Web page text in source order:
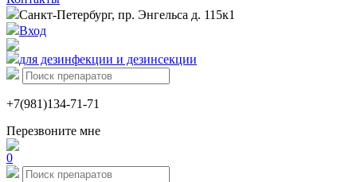
Санкт-Петербург, пр. Энгельса д. 115к1
Вход
для дезинфекции и дезинсекции
+7(981)134-71-71
Перезвоните мне
0